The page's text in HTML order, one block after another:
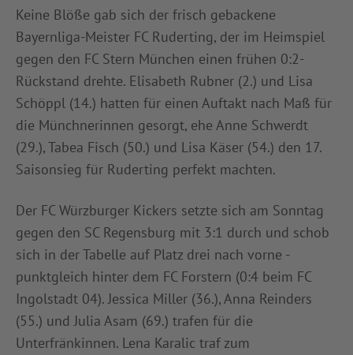
Keine Blöße gab sich der frisch gebackene
Bayernliga-Meister FC Ruderting, der im Heimspiel
gegen den FC Stern München einen frühen 0:2-
Rückstand drehte. Elisabeth Rubner (2.) und Lisa
Schöppl (14.) hatten für einen Auftakt nach Maß für
die Münchnerinnen gesorgt, ehe Anne Schwerdt
(29.), Tabea Fisch (50.) und Lisa Käser (54.) den 17.
Saisonsieg für Ruderting perfekt machten.
Der FC Würzburger Kickers setzte sich am Sonntag
gegen den SC Regensburg mit 3:1 durch und schob
sich in der Tabelle auf Platz drei nach vorne -
punktgleich hinter dem FC Forstern (0:4 beim FC
Ingolstadt 04). Jessica Miller (36.), Anna Reinders
(55.) und Julia Asam (69.) trafen für die
Unterfränkinnen. Lena Karalic traf zum